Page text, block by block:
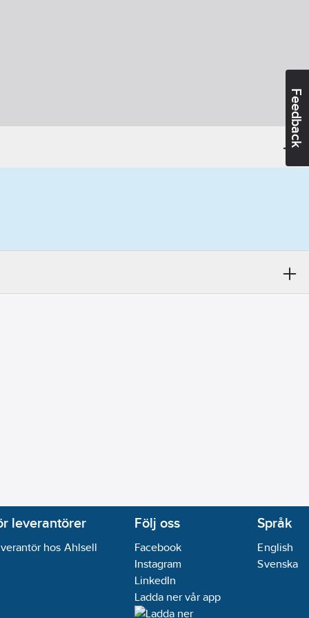
Feedback
leverantörer
hos Ahlsell
Följ oss
Facebook
Instagram
LinkedIn
Ladda ner vår app
Språk
English
Svenska